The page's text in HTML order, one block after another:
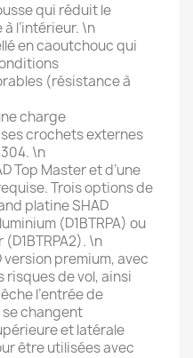
qui réduit le
l’intérieur. \n
en caoutchouc qui
(résistance à
charge
crochets externes
\n
Top Master et d’une
Trois options de
platine SHAD
(D1BTRPA) ou
\n
version premium, avec
risques de vol, ainsi
l’entrée de
changent
et latérale
être utilisées avec